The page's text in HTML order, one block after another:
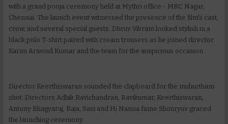
with a grand pooja ceremony held at Mythri office - MRC Nagar,
Chennai. The launch event witnessed the presence of the film's cast,
crew, and several special guests. Dhruv Vikram looked stylish in a
black polo T-shirt paired with cream trousers as he joined director
Karan Aravind Kumar and the team for the auspicious occasion.
Director Keerthiswaran sounded the clapboard for the muhurtham
shot. Directors Adhik Ravichandran, Ravikumar, Keerthiswaran,
Antony Bhagyaraj, Raja, Sasi and Hi Nanna fame Shouryuv graced
the launching ceremony.